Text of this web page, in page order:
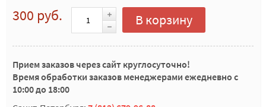
300 руб. В корзину
Прием заказов через сайт круглосуточно!
Время обработки заказов менеджерами ежедневно с
10:00 до 18:00